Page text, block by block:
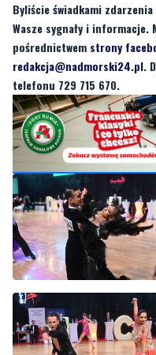
Byliście świadkami
Wasze sygnały i informacje.
pośrednictwem strony
redakcja@nadmorski24.pl.
telefonu 729 715 670.